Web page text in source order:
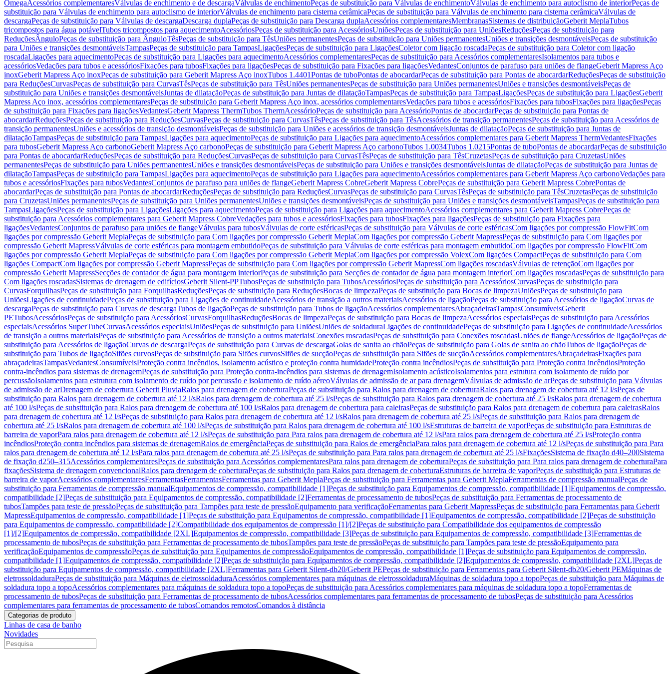
OmegaAcessórios complementaresVálvulas de enchimento e de descargaVálvulas de enchimentoPeças de substituição para Válvulas de enchimentoVálvulas de enchimento para autoclismo de interiorPeças de
substituição para Válvulas de enchimento para autoclismo de interiorVálvulas de enchimento para cisterna cerâmicaPeças de substituição para Válvulas de enchimento para cisterna cerâmicaVálvulas de
descargaPeças de substituição para Válvulas de descargaDescarga duplaPeças de substituição para Descarga duplaAcessórios complementaresMembranasSistemas de distribuiçãoGeberit MeplaTubos
tricompostos para água potávelTubos tricompostos para aquecimentoAcessóriosPeças de substituição para AcessóriosUniõesPeças de substituição para UniõesReduçõesPeças de substituição para
ReduçõesÂnguloPeças de substituição para ÂnguloTêsPeças de substituição para TêsUniões permanentesPeças de substituição para Uniões permanentesUniões e transições desmontáveisPeças de substituição
para Uniões e transições desmontáveisTampasPeças de substituição para TampasLigaçõesPeças de substituição para LigaçõesColetor com ligação roscadaPeças de substituição para Coletor com ligação
roscadaLigações para aquecimentoPeças de substituição para Ligações para aquecimentoAcessórios complementaresPeças de substituição para Acessórios complementaresIsolamentos para tubos e
acessóriosVedações para tubos e acessóriosFixações para tubosFixações para ligaçõesPeças de substituição para Fixações para ligaçõesVedantesConjuntos de parafuso para uniões de flangeGeberit Mapress Aço
inoxGeberit Mapress Aço inoxPeças de substituição para Geberit Mapress Aço inoxTubos 1.4401Pontas de tuboPontas de abocardarPeças de substituição para Pontas de abocardarReduçõesPeças de substituição
para ReduçõesCurvasPeças de substituição para CurvasTêsPeças de substituição para TêsUniões permanentesPeças de substituição para Uniões permanentesUniões e transições desmontáveisPeças de
substituição para Uniões e transições desmontáveisJuntas de dilataçãoPeças de substituição para Juntas de dilataçãoTampasPeças de substituição para TampasLigaçõesPeças de substituição para LigaçõesGeberit
Mapress Aço inox, acessórios complementaresPeças de substituição para Geberit Mapress Aço inox, acessórios complementaresVedações para tubos e acessóriosFixações para tubosFixações para ligaçõesPeças
de substituição para Fixações para ligaçõesVedantesGeberit Mapress ThermTubos ThermAcessórioPeças de substituição para AcessórioPontas de abocardarPeças de substituição para Pontas de
abocardarReduçõesPeças de substituição para ReduçõesCurvasPeças de substituição para CurvasTêsPeças de substituição para TêsAcessórios de transição permanentesPeças de substituição para Acessórios de
transição permanentesUniões e acessórios de transição desmontáveisPeças de substituição para Uniões e acessórios de transição desmontáveisJuntas de dilataçãoPeças de substituição para Juntas de
dilataçãoTampasPeças de substituição para TampasLigações para aquecimentoPeças de substituição para Ligações para aquecimentoAcessórios complementares para Geberit Mapress ThermVedantesFixações
para tubosGeberit Mapress Aço carbonoGeberit Mapress Aço carbonoPeças de substituição para Geberit Mapress Aço carbonoTubos 1.0034Tubos 1.0215Pontas de tuboPontas de abocardarPeças de substituição
para Pontas de abocardarReduçõesPeças de substituição para ReduçõesCurvasPeças de substituição para CurvasTêsPeças de substituição para TêsCruzetasPeças de substituição para CruzetasUniões
permanentesPeças de substituição para Uniões permanentesUniões e transições desmontáveisPeças de substituição para Uniões e transições desmontáveisJuntas de dilataçãoPeças de substituição para Juntas de
dilataçãoTampasPeças de substituição para TampasLigações para aquecimentoPeças de substituição para Ligações para aquecimentoAcessórios complementares para Geberit Mapress Aço carbonoVedações para
tubos e acessóriosFixações para tubosVedantesConjuntos de parafuso para uniões de flangeGeberit Mapress CobreGeberit Mapress CobrePeças de substituição para Geberit Mapress CobrePontas de
abocardarPeças de substituição para Pontas de abocardarReduçõesPeças de substituição para ReduçõesCurvasPeças de substituição para CurvasTêsPeças de substituição para TêsCruzetasPeças de substituição
para CruzetasUniões permanentesPeças de substituição para Uniões permanentesUniões e transições desmontáveisPeças de substituição para Uniões e transições desmontáveisTampasPeças de substituição para
TampasLigaçõesPeças de substituição para LigaçõesLigações para aquecimentoPeças de substituição para Ligações para aquecimentoAcessórios complementares para Geberit Mapress CobrePeças de
substituição para Acessórios complementares para Geberit Mapress CobreVedações para tubos e acessóriosFixações para tubosFixações para ligaçõesPeças de substituição para Fixações para
ligaçõesVedantesConjuntos de parafuso para uniões de flangeVálvulas para tubosVálvulas de corte esféricasPeças de substituição para Válvulas de corte esféricasCom ligações por compressão FlowFitCom
ligações por compressão Geberit MeplaPeças de substituição para Com ligações por compressão Geberit MeplaCom ligações por compressão Geberit MapressPeças de substituição para Com ligações por
compressão Geberit MapressVálvulas de corte esféricas para montagem embutidoPeças de substituição para Válvulas de corte esféricas para montagem embutidoCom ligações por compressão FlowFitCom
ligações por compressão Geberit MeplaPeças de substituição para Com ligações por compressão Geberit MeplaCom ligações por compressão VolexCom ligações CompactPeças de substituição para Com
ligações CompactCom ligações por compressão Geberit MapressPeças de substituição para Com ligações por compressão Geberit MapressCom ligações roscadasVálvulas de retençãoCom ligações por
compressão Geberit MapressSecções de contador de água para montagem interiorPeças de substituição para Secções de contador de água para montagem interiorCom ligações roscadasPeças de substituição para
Com ligações roscadasSistemas de drenagem de edifíciosGeberit Silent-PPTubosPeças de substituição para TubosAcessóriosPeças de substituição para AcessóriosCurvasPeças de substituição para
CurvasForquilhasPeças de substituição para ForquilhasReduçõesPeças de substituição para ReduçõesBocas de limpezaPeças de substituição para Bocas de limpezaUniõesPeças de substituição para
UniõesLigações de continuidadePeças de substituição para Ligações de continuidadeAcessórios de transição a outros materiaisAcessórios de ligaçãoPeças de substituição para Acessórios de ligaçãoCurvas de
descargaPeças de substituição para Curvas de descargaTubos de ligaçãoPeças de substituição para Tubos de ligaçãoAcessórios complementaresAbraçadeirasTampasConsumíveisGeberit
PETubosAcessóriosPeças de substituição para AcessóriosCurvasForquilhasReduçõesBocas de limpezaPeças de substituição para Bocas de limpezaAcessórios especiaisPeças de substituição para Acessórios
especiaisAcessórios SuperTubeCurvasAcessórios especiaisUniõesPeças de substituição para UniõesUniões de soldaduraLigações de continuidadePeças de substituição para Ligações de continuidadeAcessórios
de transição a outros materiaisPeças de substituição para Acessórios de transição a outros materiaisConexões roscadasPeças de substituição para Conexões roscadasUniões de flangeAcessórios de ligaçãoPeças de
substituição para Acessórios de ligaçãoCurvas de descargaPeças de substituição para Curvas de descargaGolas de sanita ao chãoPeças de substituição para Golas de sanita ao chãoTubos de ligaçãoPeças de
substituição para Tubos de ligaçãoSifões curvosPeças de substituição para Sifões curvosSifões de sucçãoPeças de substituição para Sifões de sucçãoAcessórios complementaresAbraçadeirasFixações para
abraçadeirasTampasVedantesConsumíveisProteção contra incêndios, isolamento acústico e proteção contra humidadeProteção contra incêndiosPeças de substituição para Proteção contra incêndiosProteção
contra-incêndios para sistemas de drenagemPeças de substituição para Proteção contra-incêndios para sistemas de drenagemIsolamento acústicoIsolamentos para estrutura com isolamento de ruído por
percussãoIsolamentos para estrutura com isolamento de ruído por percussão e isolamento de ruído aéreoVálvulas de admissão de ar para drenagemVálvulas de admissão de arPeças de substituição para Válvulas
de admissão de arDrenagem de cobertura Geberit PluviaRalos para drenagem de coberturaPeças de substituição para Ralos para drenagem de coberturaRalos para drenagem de cobertura até 12 l/sPeças de
substituição para Ralos para drenagem de cobertura até 12 l/sRalos para drenagem de cobertura até 25 l/sPeças de substituição para Ralos para drenagem de cobertura até 25 l/sRalos para drenagem de cobertura
até 100 l/sPeças de substituição para Ralos para drenagem de cobertura até 100 l/sRalos para drenagem de cobertura para caleirasPeças de substituição para Ralos para drenagem de cobertura para caleirasRalos
para drenagem de cobertura até 12 l/sPeças de substituição para Ralos para drenagem de cobertura até 12 l/sRalos para drenagem de cobertura até 25 l/sPeças de substituição para Ralos para drenagem de
cobertura até 25 l/sRalos para drenagem de cobertura até 100 l/sPeças de substituição para Ralos para drenagem de cobertura até 100 l/sEstruturas de barreira de vaporPeças de substituição para Estruturas de
barreira de vaporPara ralos para drenagem de cobertura até 12 l/sPeças de substituição para Para ralos para drenagem de cobertura até 12 l/sPara ralos para drenagem de cobertura até 25 l/sProteção contra
incêndiosProteção contra incêndios para sistemas de drenagemRalos de emergênciaPeças de substituição para Ralos de emergênciaPara ralos para drenagem de cobertura até 12 l/sPeças de substituição para Para
ralos para drenagem de cobertura até 12 l/sPara ralos para drenagem de cobertura até 25 l/sPeças de substituição para Para ralos para drenagem de cobertura até 25 l/sFixaçõesSistema de fixação d40–200Sistema
de fixação d250–315Acessórios complementaresPeças de substituição para Acessórios complementaresPara ralos para drenagem de coberturaPeças de substituição para Para ralos para drenagem de coberturaPara
fixaçõesSistema de drenagem convencionalRalos para drenagem de coberturaPeças de substituição para Ralos para drenagem de coberturaEstruturas de barreira de vaporPeças de substituição para Estruturas de
barreira de vaporAcessórios complementaresFerramentasFerramentasFerramentas para Geberit MeplaPeças de substituição para Ferramentas para Geberit MeplaFerramentas de compressão manualPeças de
substituição para Ferramentas de compressão manualEquipamentos de compressão, compatibilidade [1]Peças de substituição para Equipamentos de compressão, compatibilidade [1]Equipamentos de compressão,
compatibilidade [2]Peças de substituição para Equipamentos de compressão, compatibilidade [2]Ferramentas de processamento de tubosPeças de substituição para Ferramentas de processamento de
tubosTampões para teste de pressãoPeças de substituição para Tampões para teste de pressãoEquipamento para verificaçãoFerramentas para Geberit MapressPeças de substituição para Ferramentas para Geberit
MapressEquipamentos de compressão, compatibilidade [1]Peças de substituição para Equipamentos de compressão, compatibilidade [1]Equipamentos de compressão, compatibilidade [2]Peças de substituição
para Equipamentos de compressão, compatibilidade [2]Compatibilidade dos equipamentos de compressão [1]/[2]Peças de substituição para Compatibilidade dos equipamentos de compressão
[1]/[2]Equipamentos de compressão, compatibilidade [2XL]Equipamentos de compressão, compatibilidade [3]Peças de substituição para Equipamentos de compressão, compatibilidade [3]Ferramentas de
processamento de tubosPeças de substituição para Ferramentas de processamento de tubosTampões para teste de pressãoPeças de substituição para Tampões para teste de pressãoEquipamento para
verificaçãoEquipamentos de compressãoPeças de substituição para Equipamentos de compressãoEquipamentos de compressão, compatibilidade [1]Peças de substituição para Equipamentos de compressão,
compatibilidade [1]Equipamentos de compressão, compatibilidade [2]Peças de substituição para Equipamentos de compressão, compatibilidade [2]Equipamentos de compressão, compatibilidade [2XL]Peças de
substituição para Equipamentos de compressão, compatibilidade [2XL]Ferramentas para Geberit Silent-db20/Geberit PEPeças de substituição para Ferramentas para Geberit Silent-db20/Geberit PEMáquinas de
eletrossoldaduraPeças de substituição para Máquinas de eletrossoldaduraAcessórios complementares para máquinas de eletrossoldaduraMáquinas de soldadura topo a topoPeças de substituição para Máquinas de
soldadura topo a topoAcessórios complementares para máquinas de soldadura topo a topoPeças de substituição para Acessórios complementares para máquinas de soldadura topo a topoFerramentas de
processamento de tubosPeças de substituição para Ferramentas de processamento de tubosAcessórios complementares para ferramentas de processamento de tubosPeças de substituição para Acessórios
complementares para ferramentas de processamento de tubosComandos remotosComandos à distância
Categorias de produto
Linhas de casa de banho
Novidades